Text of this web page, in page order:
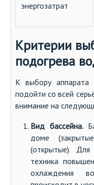
энергозатрат
Критерии
подогрева
К выбору аппарата
подойти со всей
внимание на
Вид бассейна.
доме
(открытые). Для
техника
охлаждения